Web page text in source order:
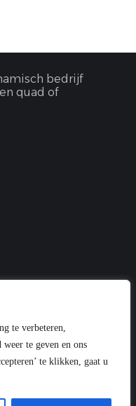
te verbeteren,
te geven en ons
te klikken, gaat u
bedrijf
quad of